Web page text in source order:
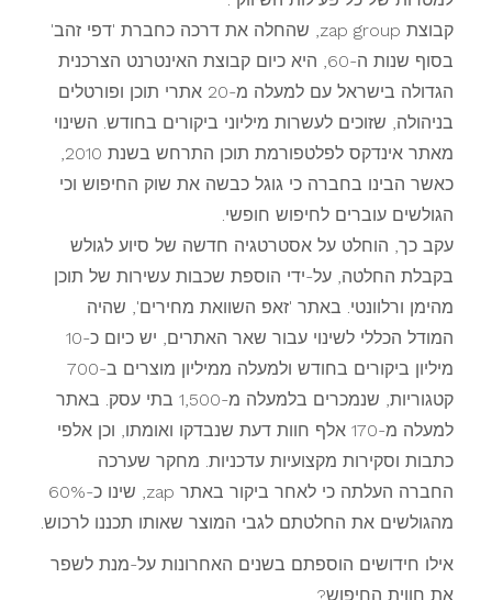
קבוצת zap group, שהחלה את דרכה כחברת 'דפי זהב'
בסוף שנות ה-60, היא כיום קבוצת האינטרנט הצרכנית
הגדולה בישראל עם למעלה מ-20 אתרי תוכן ופורטלים
בניהולה, שזוכים לעשרות מיליוני ביקורים בחודש. השינוי
מאתר אינדקס לפלטפורמת תוכן התרחש בשנת 2010,
כאשר הבינו בחברה כי גוגל כבשה את שוק החיפוש וכי
הגולשים עוברים לחיפוש חופשי.
עקב כך, הוחלט על אסטרטגיה חדשה של סיוע לגולש
בקבלת החלטה, על-ידי הוספת שכבות עשירות של תוכן
מהימן ורלוונטי. באתר 'זאפ השוואת מחירים', שהיה
המודל הכללי לשינוי עבור שאר האתרים, יש כיום כ-10
מיליון ביקורים בחודש ולמעלה ממיליון מוצרים ב-700
קטגוריות, שנמכרים בלמעלה מ-1,500 בתי עסק. באתר
למעלה מ-170 אלף חוות דעת שנבדקו ואומתו, וכן אלפי
כתבות וסקירות מקצועיות עדכניות. מחקר שערכה
החברה העלתה כי לאחר ביקור באתר zap, שינו כ-60%
מהגולשים את החלטתם לגבי המוצר שאותו תכננו לרכוש.
אילו חידושים הוספתם בשנים האחרונות על-מנת לשפר
את חווית החיפוש?